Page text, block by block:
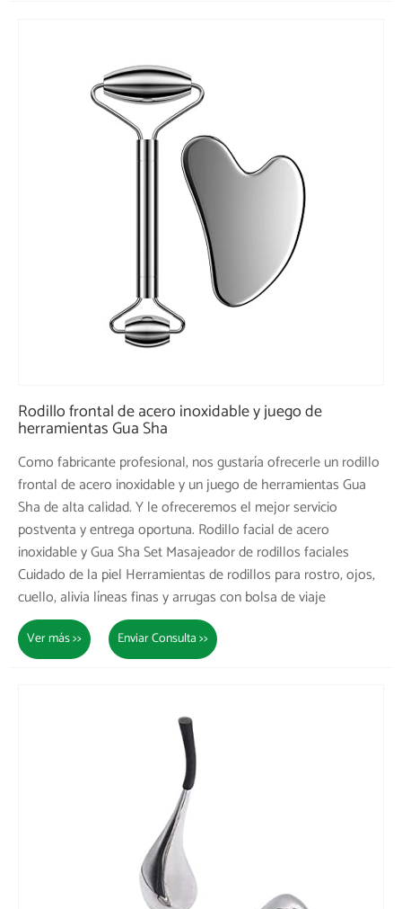
Rodillo frontal de acero inoxidable y juego de
herramientas Gua Sha
Como fabricante profesional, nos gustaría ofrecerle un rodillo
frontal de acero inoxidable y un juego de herramientas Gua
Sha de alta calidad. Y le ofreceremos el mejor servicio
postventa y entrega oportuna. Rodillo facial de acero
inoxidable y Gua Sha Set Masajeador de rodillos faciales
Cuidado de la piel Herramientas de rodillos para rostro, ojos,
cuello, alivia líneas finas y arrugas con bolsa de viaje
Ver más >> Enviar Consulta >>